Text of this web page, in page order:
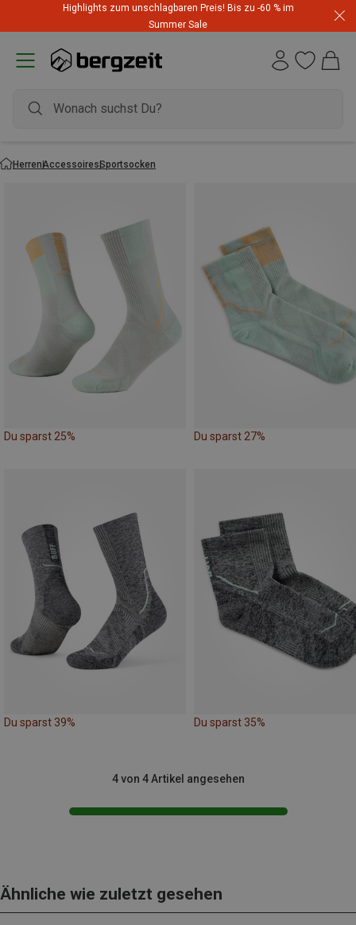
Highlights zum unschlagbaren Preis! Bis zu -60 % im
Summer Sale
HerrenAccessoiresSportsocken
Du sparst 25% Du sparst 27%
Du sparst 39% Du sparst 35%
4 von 4 Artikel angesehen
Ähnliche wie zuletzt gesehen